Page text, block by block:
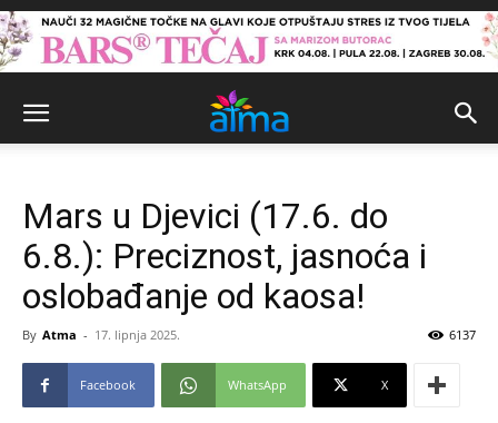
Mars u Djevici (17.6. do
6.8.): Preciznost, jasnoća i
oslobađanje od kaosa!
By Atma - 17. lipnja 2025. 6137
Facebook WhatsApp X